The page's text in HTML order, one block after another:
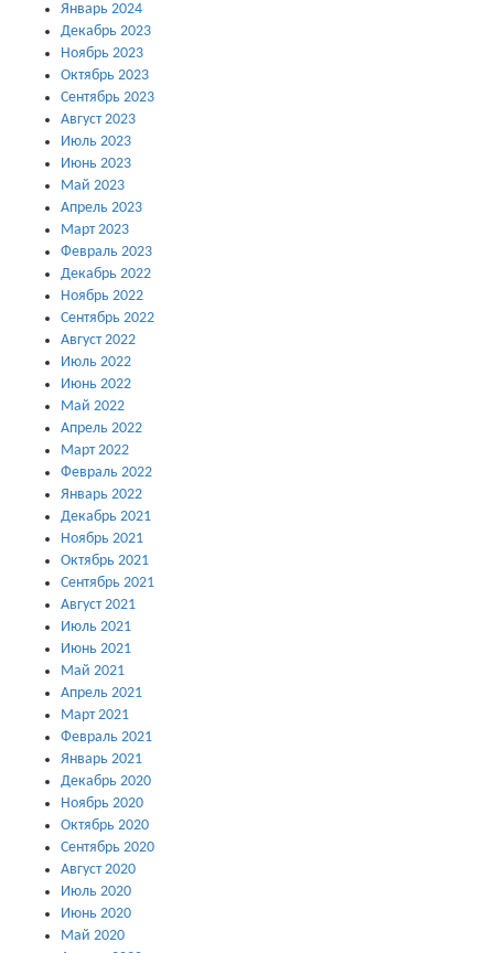
Январь 2024
Декабрь 2023
Ноябрь 2023
Октябрь 2023
Сентябрь 2023
Август 2023
Июль 2023
Июнь 2023
Май 2023
Апрель 2023
Март 2023
Февраль 2023
Декабрь 2022
Ноябрь 2022
Сентябрь 2022
Август 2022
Июль 2022
Июнь 2022
Май 2022
Апрель 2022
Март 2022
Февраль 2022
Январь 2022
Декабрь 2021
Ноябрь 2021
Октябрь 2021
Сентябрь 2021
Август 2021
Июль 2021
Июнь 2021
Май 2021
Апрель 2021
Март 2021
Февраль 2021
Январь 2021
Декабрь 2020
Ноябрь 2020
Октябрь 2020
Сентябрь 2020
Август 2020
Июль 2020
Июнь 2020
Май 2020